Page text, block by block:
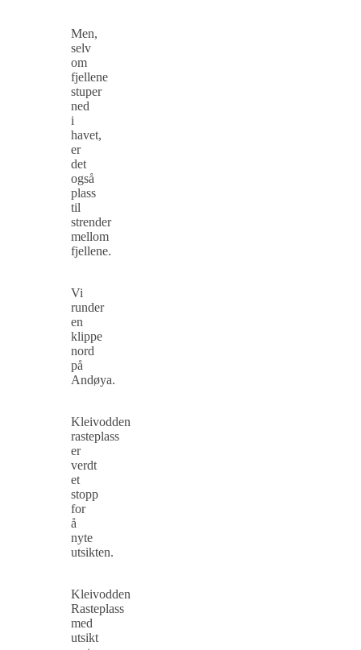
Men,
selv
om
fjellene
stuper
ned
i
havet,
er
det
også
plass
til
strender
mellom
fjellene.
Vi
runder
en
klippe
nord
på
Andøya.
Kleivodden
rasteplass
er
verdt
et
stopp
for
å
nyte
utsikten.
Kleivodden
Rasteplass
med
utsikt